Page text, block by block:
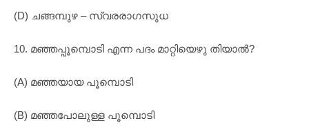
(D) ചങ്ങമ്പുഴ – സ്വരരാഗസുധ
10. മഞ്ഞപ്പൂമ്പൊടി എന്ന പദം മാറ്റിയെഴു തിയാൽ?
(A) മഞ്ഞയായ പൂമ്പൊടി
(B) മഞ്ഞപോലുള്ള പൂമ്പൊടി